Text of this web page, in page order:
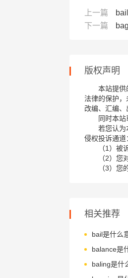
上一篇
下一篇
版权声明
本站提供
法律的保护
改编、汇编、
同时本
若您认为
侵权投诉通道
（1）被
（2）您
（3）您
相关推荐
bail是什么
balance是
baling是什